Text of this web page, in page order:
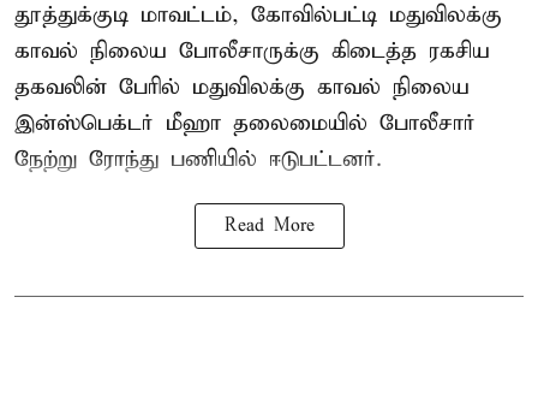
தூத்துக்குடி மாவட்டம், கோவில்பட்டி மதுவிலக்கு
காவல் நிலைய போலீசாருக்கு கிடைத்த ரகசிய
தகவலின் பேரில் மதுவிலக்கு காவல் நிலைய
இன்ஸ்பெக்டர் மீஹா தலைமையில் போலீசார்
நேற்று ரோந்து பணியில் ஈடுபட்டனர்.
Read More